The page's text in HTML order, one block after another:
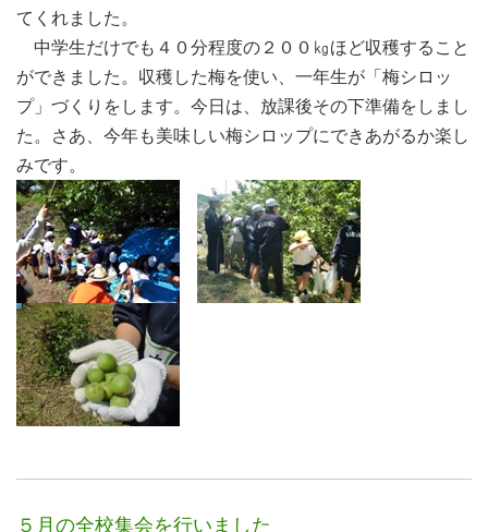
てくれました。
中学生だけでも４０分程度の２００㎏ほど収穫すること
ができました。収穫した梅を使い、一年生が「梅シロッ
プ」づくりをします。今日は、放課後その下準備をしまし
た。さあ、今年も美味しい梅シロップにできあがるか楽し
みです。
５月の全校集会を行いました